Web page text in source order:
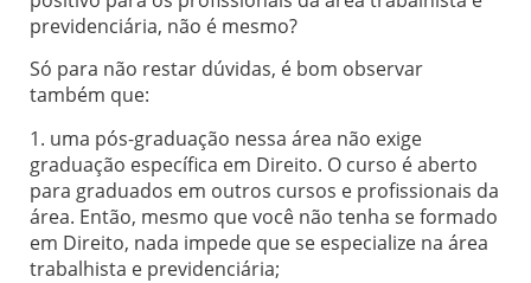
previdenciária, não é mesmo?
Só para não restar dúvidas, é bom observar
também que:
1. uma pós-graduação nessa área não exige
graduação específica em Direito. O curso é aberto
para graduados em outros cursos e profissionais da
área. Então, mesmo que você não tenha se formado
em Direito, nada impede que se especialize na área
trabalhista e previdenciária;